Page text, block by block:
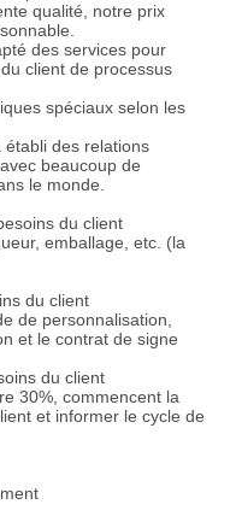
qualité, notre prix
des services pour
client de processus
spéciaux selon les
des relations
beaucoup de
le monde.
du client
emballage, etc. (la
du client
de personnalisation,
et le contrat de signe
du client
30%, commencent la
et informer le cycle de